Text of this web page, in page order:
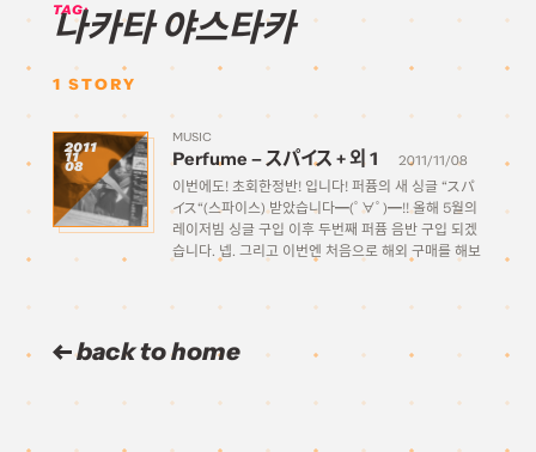
TAG:
나카타 야스타카
1 STORY
2011
11
08
MUSIC
Perfume – スパイス + 외 1
2011/11/08
이번에도! 초회한정반! 입니다! 퍼퓸의 새 싱글 “スパ
イス“(스파이스) 받았습니다━(ﾟ∀ﾟ)━!! 올해 5월의
레이저빔 싱글 구입 이후 두번째 퍼퓸 음반 구입 되겠
습니다. 넵. 그리고 이번엔 처음으로 해외 구매를 해보
back to home